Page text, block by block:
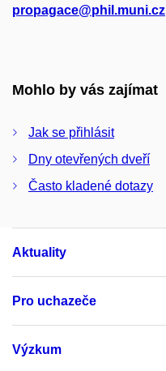
propagace@phil.muni.cz
Mohlo by vás zajímat
Jak se přihlásit
Dny otevřených dveří
Často kladené dotazy
Aktuality
Pro uchazeče
Výzkum